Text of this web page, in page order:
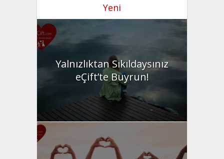
Yeni
Yalnızlıktan Sıkıldaysınız
eÇift’te Buyrun!